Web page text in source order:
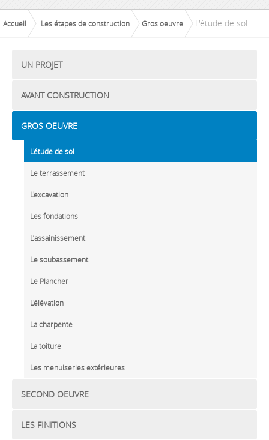
Accueil Les étapes de construction Gros oeuvre L'étude de sol
UN PROJET
AVANT CONSTRUCTION
GROS OEUVRE
L'étude de sol
Le terrassement
L'excavation
Les fondations
L’assainissement
Le soubassement
Le Plancher
L'élévation
La charpente
La toiture
Les menuiseries extérieures
SECOND OEUVRE
LES FINITIONS